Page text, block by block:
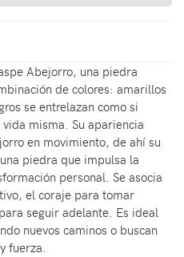
Abejorro, una piedra
de colores: amarillos
se entrelazan como si
misma. Su apariencia
en movimiento, de ahí su
piedra que impulsa la
personal. Se asocia
el coraje para tomar
seguir adelante. Es ideal
nuevos caminos o buscan
fuerza.